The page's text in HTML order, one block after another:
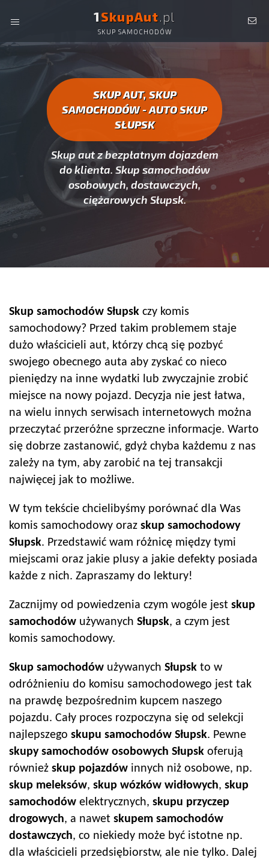
1SkupAut.pl
SKUP SAMOCHODÓW
AUTO SKUP SŁUPSK -
SAMOCHODÓW SŁUPSK
SKUP AUT, SKUP
SAMOCHODÓW - AUTO SKUP
SŁUPSK
Skup aut z bezpłatnym dojazdem
do klienta. Skup samochodów
osobowych, dostawczych,
ciężarowych Słupsk.
Skup samochodów Słupsk czy komis
samochodowy? Przed takim problemem staje
dużo właścicieli aut, którzy chcą się pozbyć
swojego obecnego auta aby zyskać co nieco
pieniędzy na inne wydatki lub zwyczajnie zrobić
miejsce na nowy pojazd. Decyzja nie jest łatwa,
na wielu innych serwisach internetowych można
przeczytać przeróżne sprzeczne informacje. Warto
się dobrze zastanowić, gdyż chyba każdemu z nas
zależy na tym, aby zarobić na tej transakcji
najwięcej jak to możliwe.
W tym tekście chcielibyśmy porównać dla Was
komis samochodowy oraz skup samochodowy
Słupsk. Przedstawić wam różnicę między tymi
miejscami oraz jakie plusy a jakie defekty posiada
każde z nich. Zapraszamy do lektury!
Zacznijmy od powiedzenia czym wogóle jest skup
samochodów używanych Słupsk, a czym jest
komis samochodowy.
Skup samochodów używanych Słupsk to w
odróżnieniu do komisu samochodowego jest tak
na prawdę bezpośrednim kupcem naszego
pojazdu. Cały proces rozpoczyna się od selekcji
najlepszego skupu samochodów Słupsk. Pewne
skupy samochodów osobowych Słupsk oferują
również skup pojazdów innych niż osobowe, np.
skup meleksów, skup wózków widłowych, skup
samochodów elektrycznych, skupu przyczep
drogowych, a nawet skupem samochodów
dostawczych, co niekiedy może być istotne np.
dla właścicieli przedsiębiorstw, ale nie tylko. Dalej